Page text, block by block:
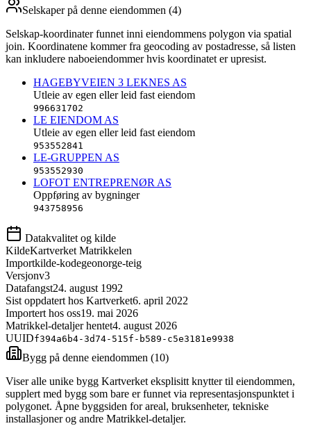
Selskaper på denne eiendommen (4)
Selskap-koordinater funnet inni eiendommens polygon via spatial
join. Koordinatene kommer fra geocoding av postadresse, så listen
kan inkludere naboeiendommer hvis koordinatet er upresist.
HAGEBYVEIEN 3 LEKNES AS
Utleie av egen eller leid fast eiendom
996631702
LE EIENDOM AS
Utleie av egen eller leid fast eiendom
953552841
LE-GRUPPEN AS
953552930
LOFOT ENTREPRENØR AS
Oppføring av bygninger
943758956
Datakvalitet og kilde
KildeKartverket Matrikkelen
Importkilde-kodegeonorge-teig
Versjonv3
Datafangst24. august 1992
Sist oppdatert hos Kartverket6. april 2022
Importert hos oss19. mai 2026
Matrikkel-detaljer hentet4. august 2026
UUIDf394a6b4-3d74-515f-b589-c5e3181e9938
Bygg på denne eiendommen (10)
Viser alle unike bygg Kartverket eksplisitt knytter til eiendommen,
supplert med bygg som bare er funnet via representasjonspunktet i
polygonet. Åpne byggsiden for areal, bruksenheter, tekniske
installasjoner og andre Matrikkel-detaljer.